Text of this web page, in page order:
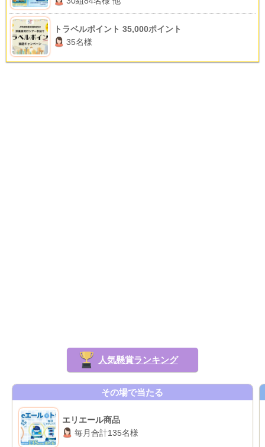
トラベルポイント 35,000ポイント
35名様
人気懸賞ランキング
その場で当たる
エリエール商品
毎月合計135名様